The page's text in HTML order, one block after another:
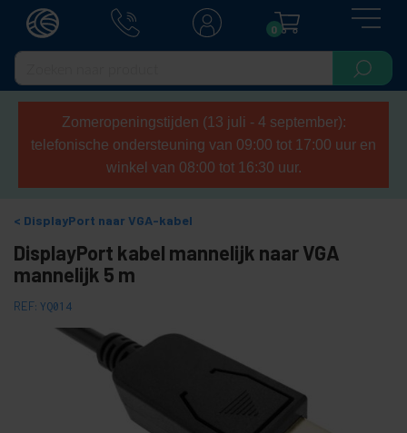
0
Zomeropeningstijden (13 juli - 4 september):
telefonische ondersteuning van 09:00 tot 17:00 uur en
winkel van 08:00 tot 16:30 uur.
DisplayPort naar VGA-kabel
DisplayPort kabel mannelijk naar VGA
mannelijk 5 m
REF: YQ014